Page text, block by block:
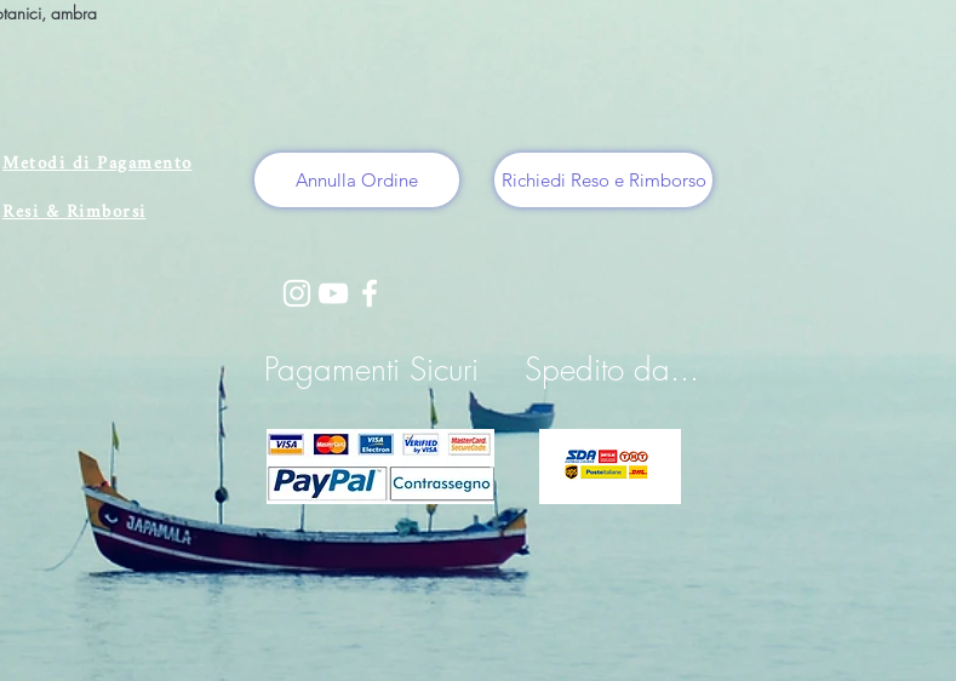
ambra
Metodi di Pagamento
Resi & Rimborsi
Annulla Ordine Richiedi Reso e Rimborso
Pagamenti Sicuri Spedito da...